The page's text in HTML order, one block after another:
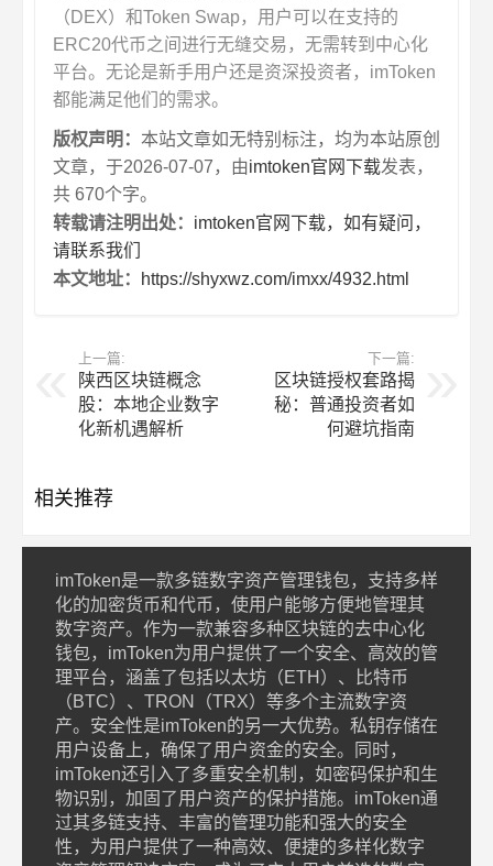
（DEX）和Token Swap，用户可以在支持的
ERC20代币之间进行无缝交易，无需转到中心化
平台。无论是新手用户还是资深投资者，imToken
都能满足他们的需求。
版权声明： 本站文章如无特别标注，均为本站原创
文章，于2026-07-07，由imtoken官网下载发表，
共 670个字。
转载请注明出处： imtoken官网下载，如有疑问，
请联系我们
本文地址：
https://shyxwz.com/imxx/4932.html
上一篇:
陕西区块链概念
股：本地企业数字
化新机遇解析
下一篇:
区块链授权套路揭
秘：普通投资者如
何避坑指南
相关推荐
imToken是一款多链数字资产管理钱包，支持多样
化的加密货币和代币，使用户能够方便地管理其
数字资产。作为一款兼容多种区块链的去中心化
钱包，imToken为用户提供了一个安全、高效的管
理平台，涵盖了包括以太坊（ETH）、比特币
（BTC）、TRON（TRX）等多个主流数字资
产。安全性是imToken的另一大优势。私钥存储在
用户设备上，确保了用户资金的安全。同时，
imToken还引入了多重安全机制，如密码保护和生
物识别，加固了用户资产的保护措施。imToken通
过其多链支持、丰富的管理功能和强大的安全
性，为用户提供了一种高效、便捷的多样化数字